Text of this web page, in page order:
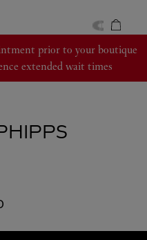
prior to your boutique
extended wait times